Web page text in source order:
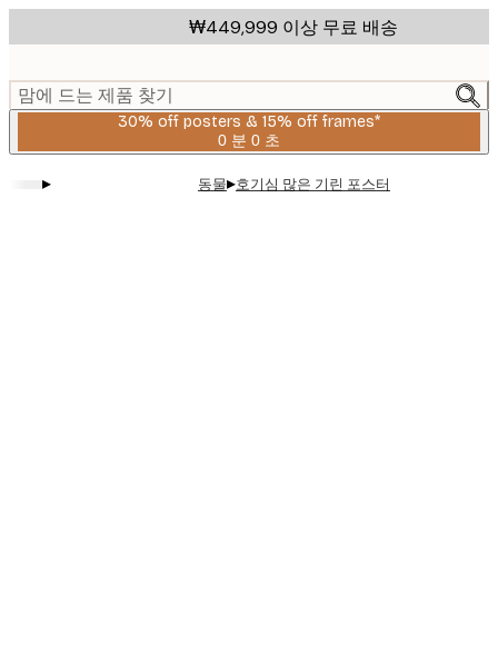
to
content.
₩449,999 이상 무료 배송
맘에 드는 제품 찾기
30% off posters & 15% off frames*
0 분 0 초
유
날
▸ 동물▸호기심 많은 기린 포스터